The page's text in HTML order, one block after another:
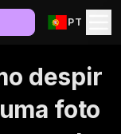
PT
despir
foto